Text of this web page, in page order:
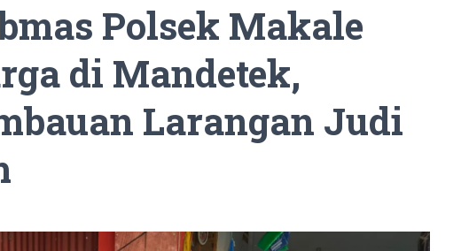
Polsek Makale
di Mandetek,
Larangan Judi